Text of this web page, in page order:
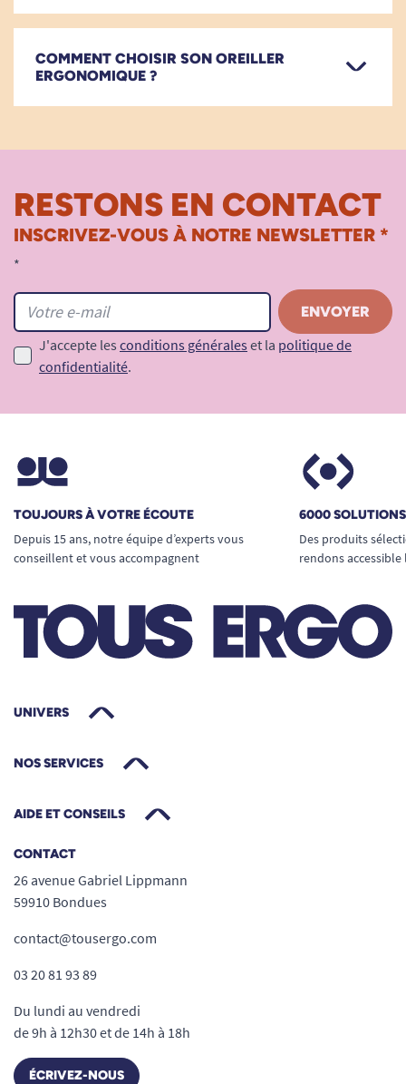
COMMENT CHOISIR SON OREILLER
ERGONOMIQUE ?
RESTONS EN CONTACT
INSCRIVEZ-VOUS À NOTRE NEWSLETTER *
*
J'accepte les conditions générales et la politique de
confidentialité.
TOUJOURS À VOTRE ÉCOUTE
Depuis 15 ans, notre équipe d’experts vous
conseillent et vous accompagnent
6000
Des produits
rendons
UNIVERS
NOS SERVICES
AIDE ET CONSEILS
CONTACT
26 avenue Gabriel Lippmann
59910 Bondues
contact@tousergo.com
03 20 81 93 89
Du lundi au vendredi
de 9h à 12h30 et de 14h à 18h
ÉCRIVEZ-NOUS